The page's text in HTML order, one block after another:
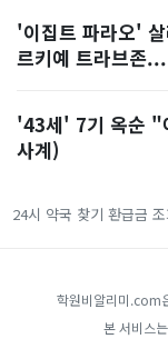
'이집트 파라오'
르키예 트라브존...
'43세' 7기 옥순 "
사계)
24시 약국 찾기 환급금
학원비알리미.com
본 서비스